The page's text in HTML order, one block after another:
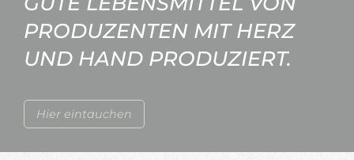
Hier eintauchen
PRODUZENTEN MIT HERZ
UND HAND PRODUZIERT.